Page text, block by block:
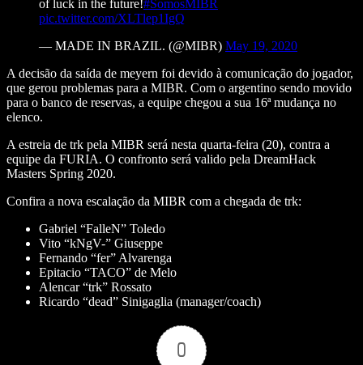
of luck in the future!#SomosMIBR
pic.twitter.com/XLTlep1IgQ
— MADE IN BRAZIL. (@MIBR) May 19, 2020
A decisão da saída de meyern foi devido à comunicação do jogador,
que gerou problemas para a MIBR. Com o argentino sendo movido
para o banco de reservas, a equipe chegou a sua 16ª mudança no
elenco.
A estreia de trk pela MIBR será nesta quarta-feira (20), contra a
equipe da FURIA. O confronto será valido pela DreamHack
Masters Spring 2020.
Confira a nova escalação da MIBR com a chegada de trk:
Gabriel “FalleN” Toledo
Vito “kNgV-” Giuseppe
Fernando “fer” Alvarenga
Epitacio “TACO” de Melo
Alencar “trk” Rossato
Ricardo “dead” Sinigaglia (manager/coach)
0